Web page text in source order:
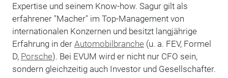
Expertise und seinem Know-how. Sagur gilt als
erfahrener "Macher" im Top-Management von
internationalen Konzernen und besitzt langjährige
Erfahrung in der Automobilbranche (u. a. FEV, Formel
D, Porsche). Bei EVUM wird er nicht nur CFO sein,
sondern gleichzeitig auch Investor und Gesellschafter.